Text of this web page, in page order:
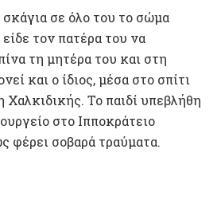
σε όλο του το σώμα
τον πατέρα του να
τη μητέρα του και στη
και ο ίδιος, μέσα στο σπίτι
Χαλκιδικής. Το παιδί υπεβλήθη
στο Ιπποκράτειο
φέρει σοβαρά τραύματα.